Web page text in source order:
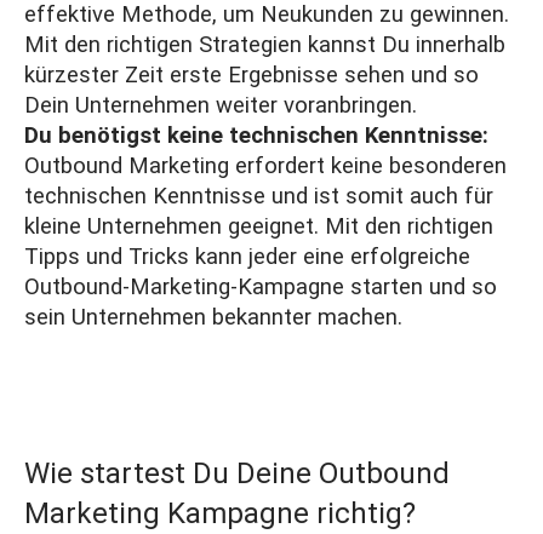
effektive Methode, um Neukunden zu gewinnen.
Mit den richtigen Strategien kannst Du innerhalb
kürzester Zeit erste Ergebnisse sehen und so
Dein Unternehmen weiter voranbringen.
Du benötigst keine technischen Kenntnisse:
Outbound Marketing erfordert keine besonderen
technischen Kenntnisse und ist somit auch für
kleine Unternehmen geeignet. Mit den richtigen
Tipps und Tricks kann jeder eine erfolgreiche
Outbound-Marketing-Kampagne starten und so
sein Unternehmen bekannter machen.
Wie startest Du Deine Outbound
Marketing Kampagne richtig?